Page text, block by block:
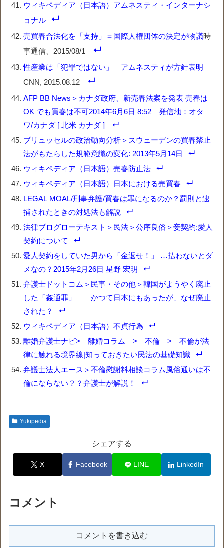
ウィキペディア（日本語）アムネスティ・インターナシ
ョナル
売買春合法化を「支持」＝国際人権団体の決定が物議時
事通信、2015/08/1
性産業は「犯罪ではない」 アムネスティが方針表明
CNN, 2015.08.12
AFP BB News＞カナダ政府、新売春法案を発表 売春は
OK でも買春は不可2014年6月6日 8:52 発信地：オタ
ワ/カナダ [ 北米 カナダ ]
ブリュッセルの政治動向分析＞スウェーデンの買春禁止
法がもたらした規範意識の変化: 2013年5月14日
ウィキペディア（日本語）売春防止法
ウィキペディア（日本語）日本における売買春
LEGAL MOAL/刑事弁護/買春は罪になるのか？罰則と逮
捕されたときの対処法も解説
法律ブログローテキスト＞民法＞公序良俗＞妾契約:愛人
契約について
愛人契約をしていた男から「金返せ！」 …払わないとダ
メなの？2015年2月26日 星野 宏明
弁護士ドットコム＞民事・その他＞韓国がようやく廃止
した「姦通罪」――かつて日本にもあったが、なぜ廃止
された？
ウィキペディア（日本語）不貞行為
離婚弁護士ナビ> 離婚コラム > 不倫 > 不倫が法
律に触れる境界線|知っておきたい民法の基礎知識
弁護士法人エース＞不倫慰謝料相談コラム風俗通いは不
倫にならない？？弁護士が解説！
Yukipedia
シェアする
X Facebook LINE LinkedIn
コメント
コメントを書き込む